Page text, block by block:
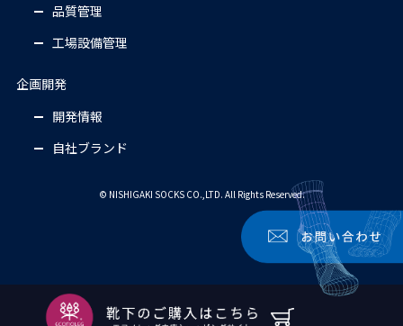
品質管理
工場設備管理
企画開発
開発情報
自社ブランド
© NISHIGAKI SOCKS CO.,LTD. All Rights Reserved.